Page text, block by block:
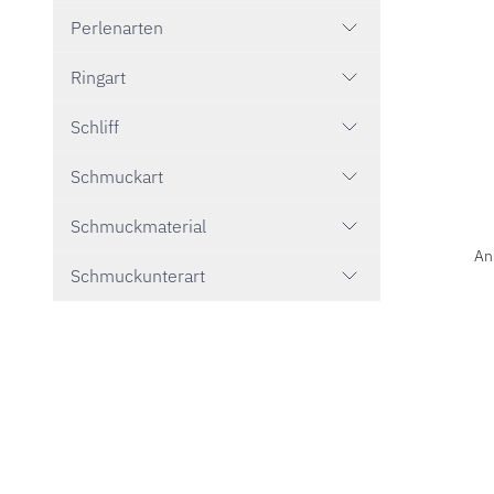
Perlenarten
Ringart
Schliff
Schmuckart
Schmuckmaterial
Schmuckunterart
DoDo